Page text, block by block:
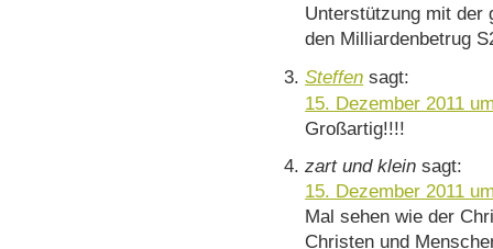
Unterstützung mit der
den Milliardenbetrug
Steffen sagt:
15. Dezember 2011
Großartig!!!!
zart und klein sagt:
15. Dezember 2011
Mal sehen wie der
Christen und